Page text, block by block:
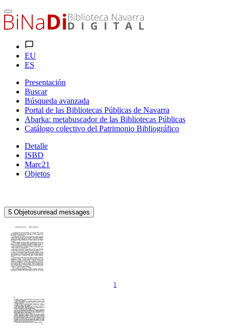
EU
ES
Presentación
Buscar
Búsqueda avanzada
Portal de las Bibliotecas Públicas de Navarra
Abarka: metabuscador de las Bibliotecas Públicas
Catálogo colectivo del Patrimonio Bibliográfico
Detalle
ISBD
Marc21
Objetos
5 Objetosunread messages
1